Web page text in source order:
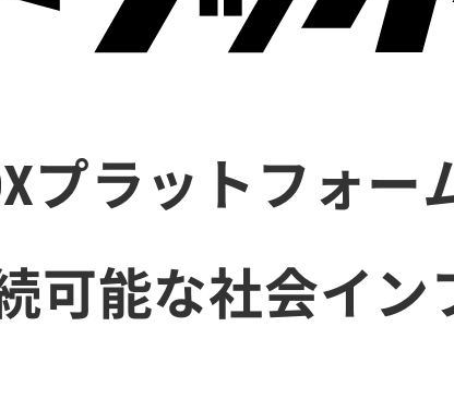
プラットフォー
可能な社会イン